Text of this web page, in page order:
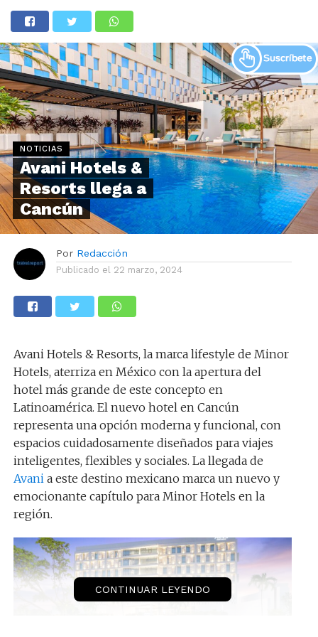
NOTICIAS
Avani Hotels &
Resorts llega a
Cancún
Por Redacción
Publicado el 22 marzo, 2024
Avani Hotels & Resorts, la marca lifestyle de Minor
Hotels, aterriza en México con la apertura del
hotel más grande de este concepto en
Latinoamérica. El nuevo hotel en Cancún
representa una opción moderna y funcional, con
espacios cuidadosamente diseñados para viajes
inteligentes, flexibles y sociales. La llegada de
Avani a este destino mexicano marca un nuevo y
emocionante capítulo para Minor Hotels en la
región.
CONTINUAR LEYENDO